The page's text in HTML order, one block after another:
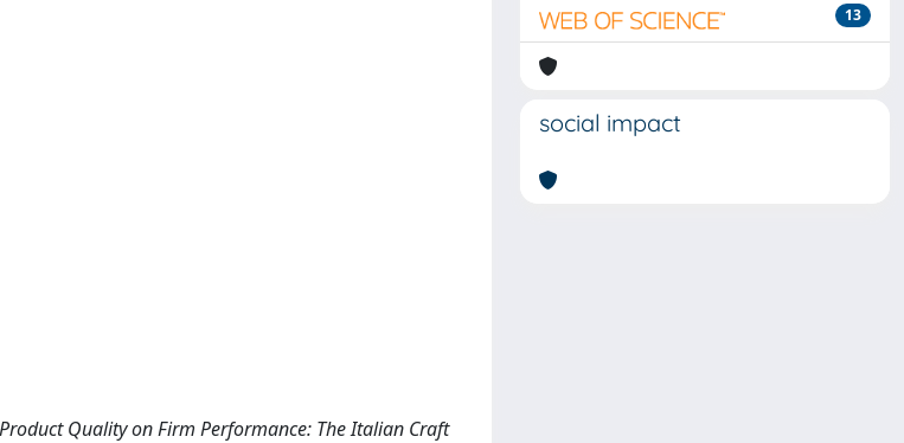
Quality on Firm Performance: The Italian Craft
13
social impact